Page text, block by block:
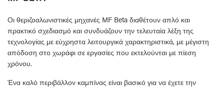
Οι θεριζοαλωνιστικές μηχανές MF Beta διαθέτουν απλό και
πρακτικό σχεδιασμό και συνδυάζουν την τελευταία λέξη της
τεχνολογίας με εύχρηστα λειτουργικά χαρακτηριστικά, με μέγιστη
απόδοση στο χωράφι σε εργασίες που εκτελούνται με πίεση
χρόνου.
Ένα καλό περιβάλλον καμπίνας είναι βασικό για να έχετε την